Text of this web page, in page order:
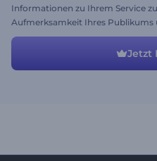
Informationen zu Ihrem Service
Aufmerksamkeit Ihres Publikums
Sie die Szenen, Texte, fügen Sie
hoch und Ihr Video ist fertig!Jetzt